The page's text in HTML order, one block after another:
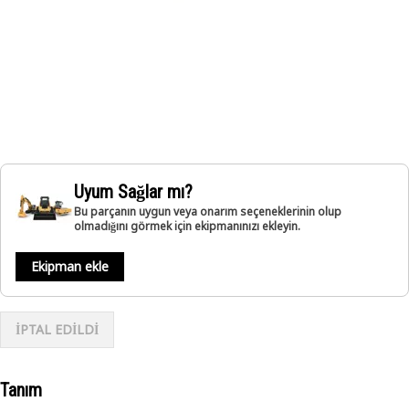
Uyum Sağlar mı?
Bu parçanın uygun veya onarım seçeneklerinin olup
olmadığını görmek için ekipmanınızı ekleyin.
Ekipman ekle
İPTAL EDİLDİ
Tanım